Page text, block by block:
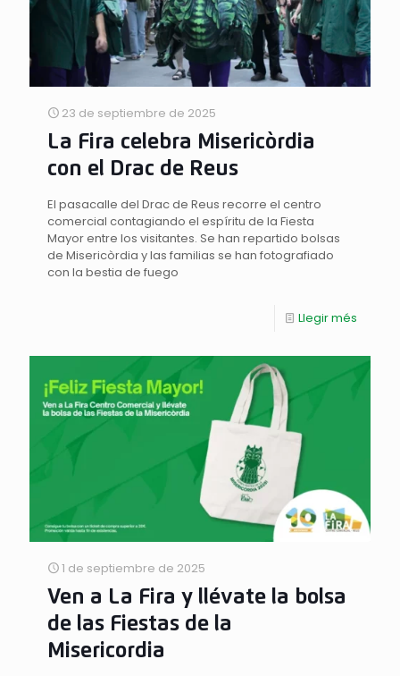
23 de septiembre de 2025
La Fira celebra Misericòrdia
con el Drac de Reus
El pasacalle del Drac de Reus recorre el centro
comercial contagiando el espíritu de la Fiesta
Mayor entre los visitantes. Se han repartido bolsas
de Misericòrdia y las familias se han fotografiado
con la bestia de fuego
Llegir més
1 de septiembre de 2025
Ven a La Fira y llévate la bolsa
de las Fiestas de la
Misericordia